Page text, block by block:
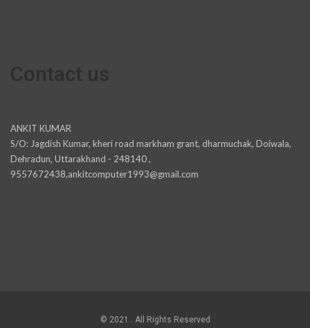
ANKIT KUMAR
S/O: Jagdish Kumar, kheri road markham grant, dharmuchak, Doiwala,
Dehradun, Uttarakhand - 248140 ,
9557672438,ankitcomputer1993@gmail.com
© 2021 . All Rights Reserved